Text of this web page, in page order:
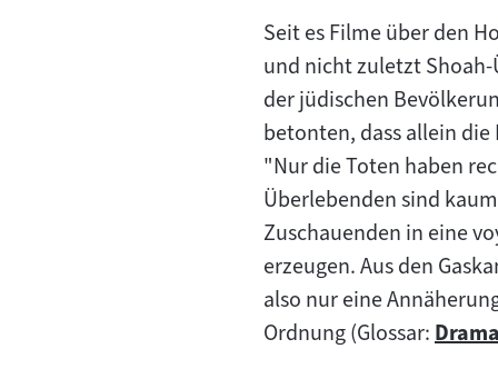
Seit es Filme über den
und nicht zuletzt
der jüdischen
betonten, dass allein
"Nur die Toten haben
Überlebenden sind
Zuschauenden in eine
erzeugen. Aus den
also nur eine
Ordnung (Glossar:Zum